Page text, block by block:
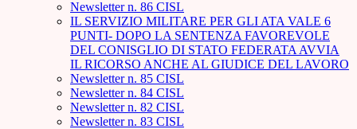
Newsletter n. 86 CISL
IL SERVIZIO MILITARE PER GLI ATA VALE 6
PUNTI- DOPO LA SENTENZA FAVOREVOLE
DEL CONISGLIO DI STATO FEDERATA AVVIA
IL RICORSO ANCHE AL GIUDICE DEL LAVORO
Newsletter n. 85 CISL
Newsletter n. 84 CISL
Newsletter n. 82 CISL
Newsletter n. 83 CISL